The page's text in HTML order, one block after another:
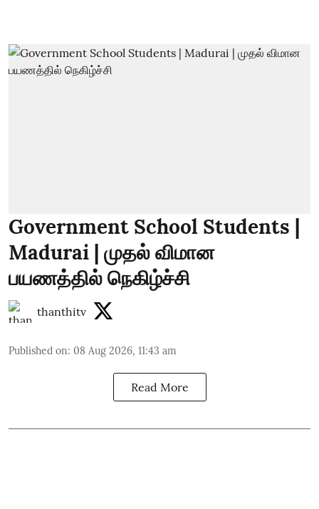
Government School Students |
Madurai | முதல் விமான
பயணத்தில் நெகிழ்ச்சி
thanthitv
Published on: 08 Aug 2026, 11:43 am
Read More